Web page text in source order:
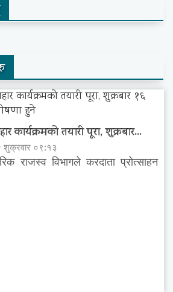
कार्यक्रमको तयारी पूरा, शुक्रबार...
शुक्रवार ०९:१३
राजस्व विभागले करदाता प्रोत्साहन